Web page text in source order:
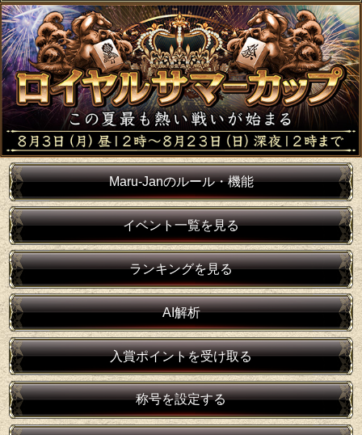
Maru-Janのルール・機能
イベント一覧を見る
ランキングを見る
AI解析
入賞ポイントを受け取る
称号を設定する